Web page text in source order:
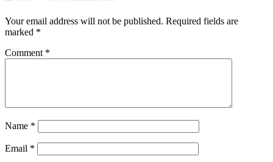
Your email address will not be published. Required fields are
marked *
Comment *
Name *
Email *